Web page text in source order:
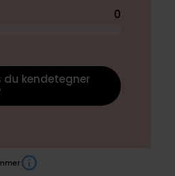
0
du kendetegner